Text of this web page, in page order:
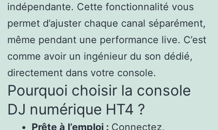
indépendante. Cette fonctionnalité vous
permet d’ajuster chaque canal séparément,
même pendant une performance live. C’est
comme avoir un ingénieur du son dédié,
directement dans votre console.
Pourquoi choisir la console
DJ numérique HT4 ?
Prête à l’emploi : Connectez,